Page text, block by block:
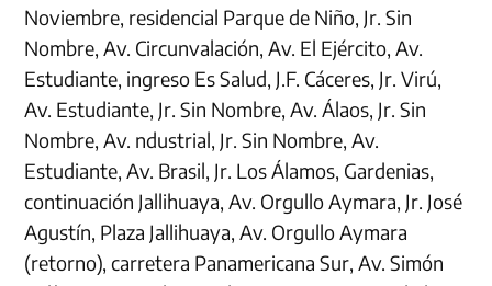
Noviembre, residencial Parque de Niño, Jr. Sin
Nombre, Av. Circunvalación, Av. El Ejército, Av.
Estudiante, ingreso Es Salud, J.F. Cáceres, Jr. Virú,
Av. Estudiante, Jr. Sin Nombre, Av. Álaos, Jr. Sin
Nombre, Av. ndustrial, Jr. Sin Nombre, Av.
Estudiante, Av. Brasil, Jr. Los Álamos, Gardenias,
continuación Jallihuaya, Av. Orgullo Aymara, Jr. José
Agustín, Plaza Jallihuaya, Av. Orgullo Aymara
(retorno), carretera Panamericana Sur, Av. Simón